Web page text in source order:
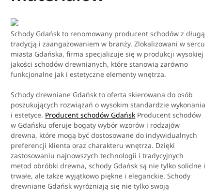
Schody Gdańsk to renomowany producent schodów z długą
tradycją i zaangażowaniem w branży. Zlokalizowani w sercu
miasta Gdańska, firma specjalizuje się w produkcji wysokiej
jakości schodów drewnianych, które stanowią zarówno
funkcjonalne jak i estetyczne elementy wnętrza.
Schody drewniane Gdańsk to oferta skierowana do osób
poszukujących rozwiązań o wysokim standardzie wykonania
i estetyce. Producent schodów Gdańsk Producent schodów
w Gdańsku oferuje bogaty wybór wzorów i rodzajów
drewna, które mogą być dostosowane do indywidualnych
preferencji klienta oraz charakteru wnętrza. Dzięki
zastosowaniu najnowszych technologii i tradycyjnych
metod obróbki drewna, schody Gdańsk są nie tylko solidne i
trwałe, ale także wyjątkowo piękne i eleganckie. Schody
drewniane Gdańsk wyróżniają się nie tylko swoją